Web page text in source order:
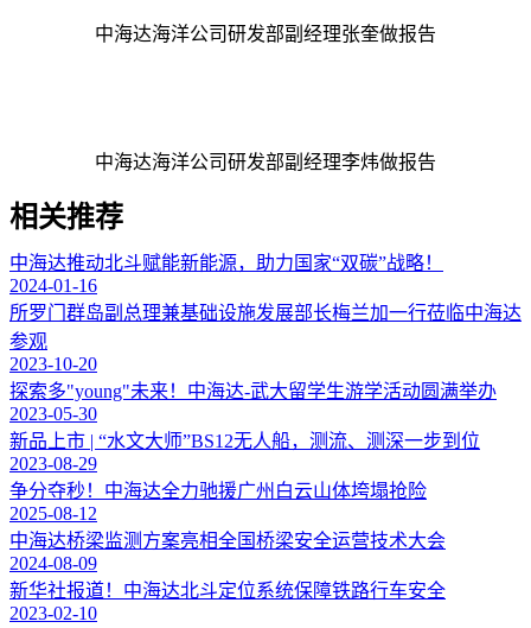
中海达海洋公司研发部副经理张奎做报告
中海达海洋公司研发部副经理李炜做报告
相关推荐
中海达推动北斗赋能新能源，助力国家“双碳”战略！
2024-01-16
所罗门群岛副总理兼基础设施发展部长梅兰加一行莅临中海达
参观
2023-10-20
探索多"young"未来！中海达-武大留学生游学活动圆满举办
2023-05-30
新品上市 | “水文大师”BS12无人船，测流、测深一步到位
2023-08-29
争分夺秒！中海达全力驰援广州白云山体垮塌抢险
2025-08-12
中海达桥梁监测方案亮相全国桥梁安全运营技术大会
2024-08-09
新华社报道！中海达北斗定位系统保障铁路行车安全
2023-02-10